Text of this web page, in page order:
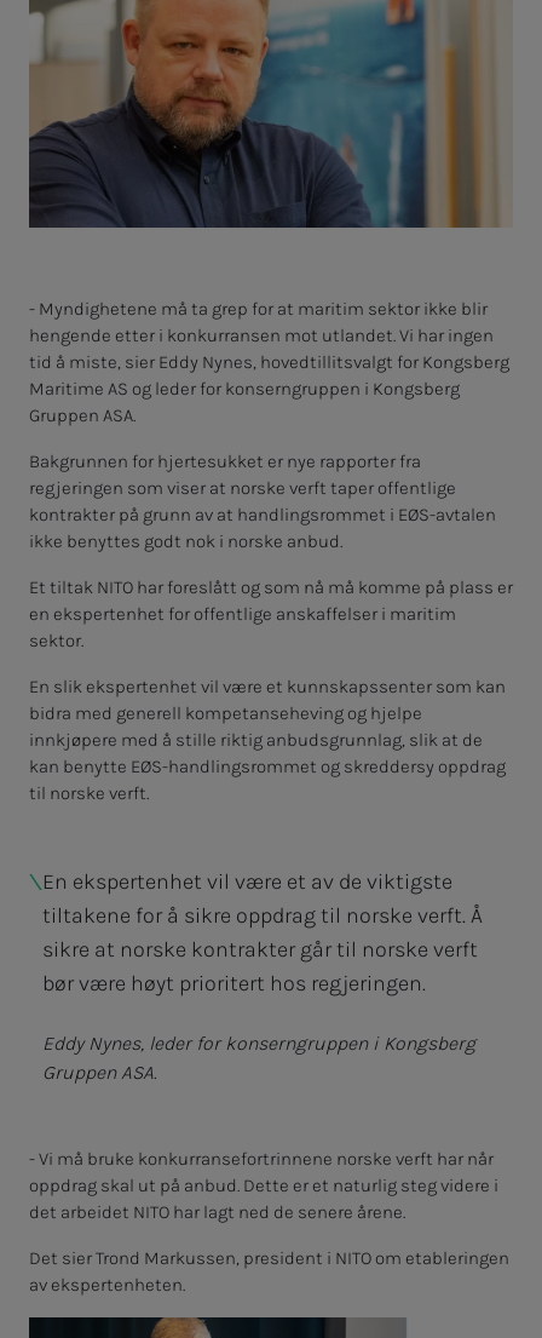
- Myndighetene må ta grep for at maritim sektor ikke blir
hengende etter i konkurransen mot utlandet. Vi har ingen
tid å miste, sier Eddy Nynes, hovedtillitsvalgt for Kongsberg
Maritime AS og leder for konserngruppen i Kongsberg
Gruppen ASA.
Bakgrunnen for hjertesukket er nye rapporter fra
regjeringen som viser at norske verft taper offentlige
kontrakter på grunn av at handlingsrommet i EØS-avtalen
ikke benyttes godt nok i norske anbud.
Et tiltak NITO har foreslått og som nå må komme på plass er
en ekspertenhet for offentlige anskaffelser i maritim
sektor.
En slik ekspertenhet vil være et kunnskapssenter som kan
bidra med generell kompetanseheving og hjelpe
innkjøpere med å stille riktig anbudsgrunnlag, slik at de
kan benytte EØS-handlingsrommet og skreddersy oppdrag
til norske verft.
En ekspertenhet vil være et av de viktigste
tiltakene for å sikre oppdrag til norske verft. Å
sikre at norske kontrakter går til norske verft
bør være høyt prioritert hos regjeringen.
Eddy Nynes, leder for konserngruppen i Kongsberg
Gruppen ASA.
- Vi må bruke konkurransefortrinnene norske verft har når
oppdrag skal ut på anbud. Dette er et naturlig steg videre i
det arbeidet NITO har lagt ned de senere årene.
Det sier Trond Markussen, president i NITO om etableringen
av ekspertenheten.